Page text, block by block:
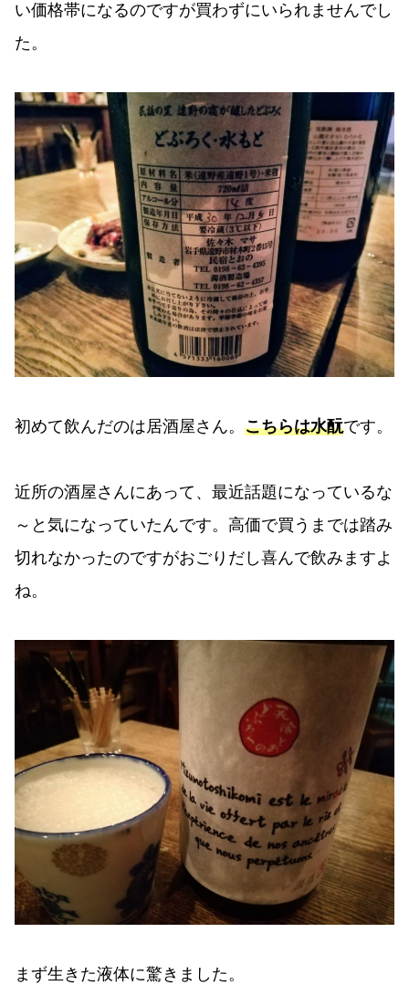
い価格帯になるのですが買わずにいられませんでし
た。
初めて飲んだのは居酒屋さん。 こちらは水酛です。
近所の酒屋さんにあって、最近話題になっているな
～と気になっていたんです。高価で買うまでは踏み
切れなかったのですがおごりだし喜んで飲みますよ
ね。
まず生きた液体に驚きました。